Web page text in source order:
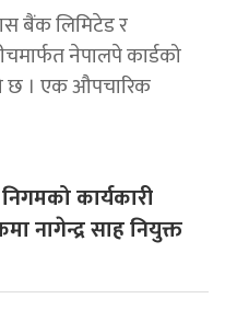
बैंक लिमिटेड र
नेपालपे कार्डको
छ । एक औपचारिक
कार्यकारी
नागेन्द्र साह नियुक्त